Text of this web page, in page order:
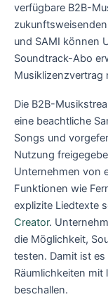
verfügbare B2B-
und SAMI können
Soundtrack-Abo
Musiklizenzvertrag
Die B2B-
eine beachtliche
Songs und
Nutzung
Unternehmen von
Funktionen wie
explizite Liedtexte
Creator.
die Möglichkeit,
testen. Damit ist
Räumlichkeiten
beschallen.